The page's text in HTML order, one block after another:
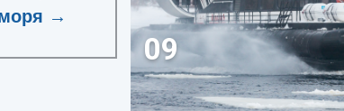
09
→